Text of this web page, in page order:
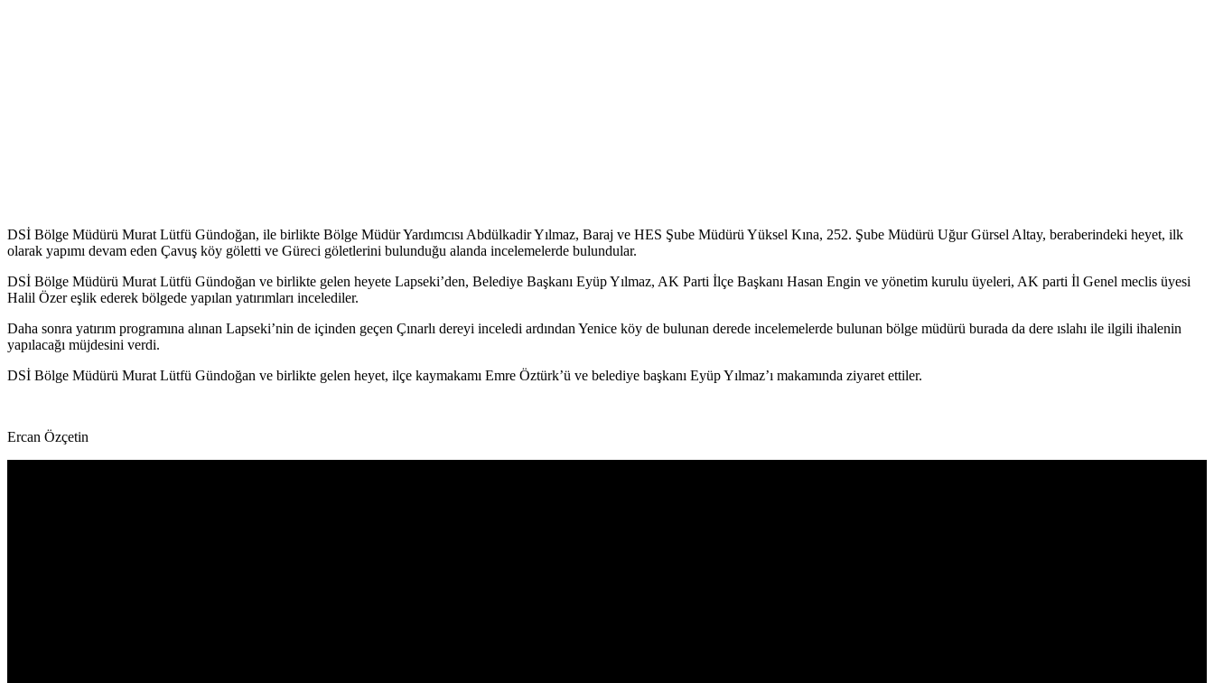
DSİ Bölge Müdürü Murat Lütfü Gündoğan, ile birlikte Bölge Müdür Yardımcısı Abdülkadir Yılmaz, Baraj ve HES Şube Müdürü Yüksel Kına, 252. Şube Müdürü Uğur Gürsel Altay, beraberindeki heyet, ilk
olarak yapımı devam eden Çavuş köy göletti ve Güreci göletlerini bulunduğu alanda incelemelerde bulundular.
DSİ Bölge Müdürü Murat Lütfü Gündoğan ve birlikte gelen heyete Lapseki’den, Belediye Başkanı Eyüp Yılmaz, AK Parti İlçe Başkanı Hasan Engin ve yönetim kurulu üyeleri, AK parti İl Genel meclis üyesi
Halil Özer eşlik ederek bölgede yapılan yatırımları incelediler.
Daha sonra yatırım programına alınan Lapseki’nin de içinden geçen Çınarlı dereyi inceledi ardından Yenice köy de bulunan derede incelemelerde bulunan bölge müdürü burada da dere ıslahı ile ilgili ihalenin
yapılacağı müjdesini verdi.
DSİ Bölge Müdürü Murat Lütfü Gündoğan ve birlikte gelen heyet, ilçe kaymakamı Emre Öztürk’ü ve belediye başkanı Eyüp Yılmaz’ı makamında ziyaret ettiler.
Ercan Özçetin